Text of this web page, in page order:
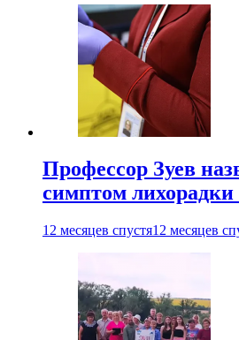
Профессор Зуев
симптом
12 месяцев спустя12 месяцев